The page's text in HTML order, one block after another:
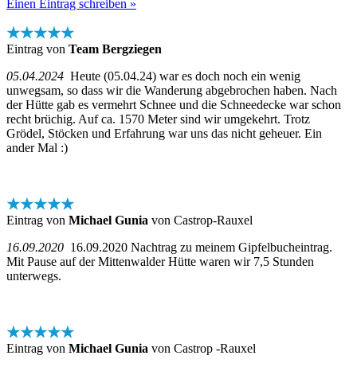
Einen Eintrag schreiben »
★★★★★
Eintrag von Team Bergziegen
05.04.2024 Heute (05.04.24) war es doch noch ein wenig
unwegsam, so dass wir die Wanderung abgebrochen haben. Nach
der Hütte gab es vermehrt Schnee und die Schneedecke war schon
recht brüchig. Auf ca. 1570 Meter sind wir umgekehrt. Trotz
Grödel, Stöcken und Erfahrung war uns das nicht geheuer. Ein
ander Mal :)
★★★★★
Eintrag von Michael Gunia von Castrop-Rauxel
16.09.2020 16.09.2020 Nachtrag zu meinem Gipfelbucheintrag.
Mit Pause auf der Mittenwalder Hütte waren wir 7,5 Stunden
unterwegs.
★★★★★
Eintrag von Michael Gunia von Castrop -Rauxel